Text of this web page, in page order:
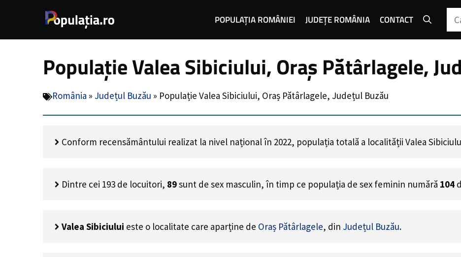
POPULAȚIA ROMÂNIEI JUDEȚE ROMÂNIA CONTACT
Populație Valea Sibiciului, Oraș Pătârlagele,
România » Județul Buzău » Populație Valea Sibiciului, Oraș Pătârlagele, Județul Buzău
Conform recensământului realizat la nivel național în 2022, populația totală a localității Valea
Dintre cei 193 de locuitori, 89sunt de sex masculin, în timp ce populația de sex feminin numără 104
Valea Sibiciului este o localitate care aparține de Oraș Pătârlagele, din Județul Buzău.